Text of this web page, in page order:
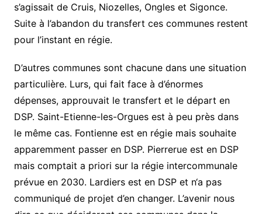
s’agissait de Cruis, Niozelles, Ongles et Sigonce.
Suite à l’abandon du transfert ces communes restent
pour l’instant en régie.
D’autres communes sont chacune dans une situation
particulière. Lurs, qui fait face à d’énormes
dépenses, approuvait le transfert et le départ en
DSP. Saint-Etienne-les-Orgues est à peu près dans
le même cas. Fontienne est en régie mais souhaite
apparemment passer en DSP. Pierrerue est en DSP
mais comptait a priori sur la régie intercommunale
prévue en 2030. Lardiers est en DSP et n‘a pas
communiqué de projet d’en changer. L’avenir nous